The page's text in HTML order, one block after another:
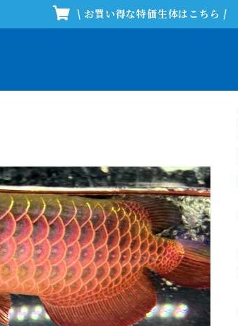
\ お買い得な特価生体はこちら /